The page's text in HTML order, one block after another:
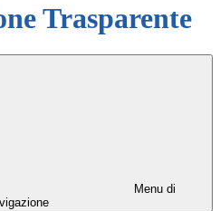
Trasparente
Menu di